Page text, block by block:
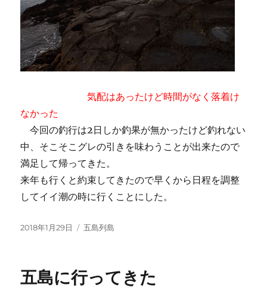
気配はあったけど時間がなく落着け
なかった
今回の釣行は2日しか釣果が無かったけど釣れない
中、そこそこグレの引きを味わうことが出来たので
満足して帰ってきた。
来年も行くと約束してきたので早くから日程を調整
してイイ潮の時に行くことにした。
投
2018年1月29日
カ
ー
五島列島
五島に行ってきた